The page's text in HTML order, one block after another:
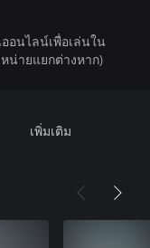
อนไลน์เพื่อเล่นใน
หน่ายแยกต่างหาก)
เพิ่มเติม